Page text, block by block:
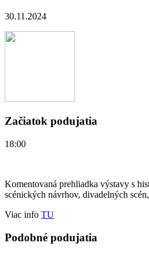
30.11.2024
Začiatok podujatia
18:00
Komentovaná prehliadka výstavy s
scénických návrhov, divadelných
Viac info TU
Podobné podujatia